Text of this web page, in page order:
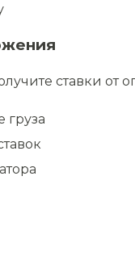
ставки от
груза